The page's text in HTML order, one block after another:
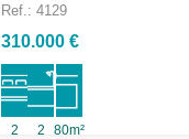
Ref.: 4129
310.000 €
2 2 80m²